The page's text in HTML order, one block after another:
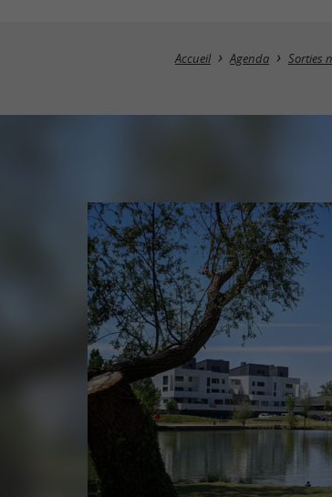
Accueil Agenda Sorties